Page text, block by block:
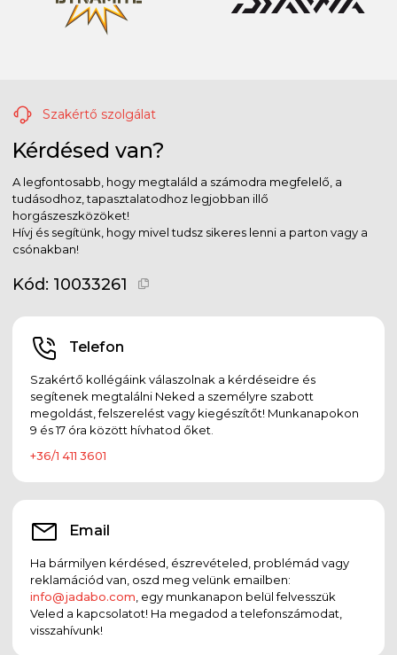
Szakértő szolgálat
Kérdésed van?
A legfontosabb, hogy megtaláld a számodra megfelelő, a
tudásodhoz, tapasztalatodhoz legjobban illő
horgászeszközöket!
Hívj és segítünk, hogy mivel tudsz sikeres lenni a parton vagy a
csónakban!
Kód: 10033261
Telefon
Szakértő kollégáink válaszolnak a kérdéseidre és
segítenek megtalálni Neked a személyre szabott
megoldást, felszerelést vagy kiegészítőt! Munkanapokon
9 és 17 óra között hívhatod őket.
+36/1 411 3601
Email
Ha bármilyen kérdésed, észrevételed, problémád vagy
reklamációd van, oszd meg velünk emailben:
info@jadabo.com , egy munkanapon belül felvesszük
Veled a kapcsolatot! Ha megadod a telefonszámodat,
visszahívunk!